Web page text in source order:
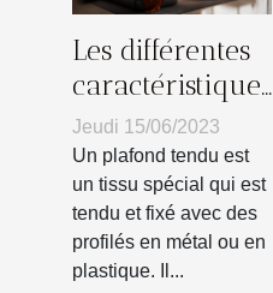
Les différentes
caractéristiques
d’un plafond
tendu
Jeudi 15/06/2023
Un plafond tendu est
un tissu spécial qui est
tendu et fixé avec des
profilés en métal ou en
plastique. Il...